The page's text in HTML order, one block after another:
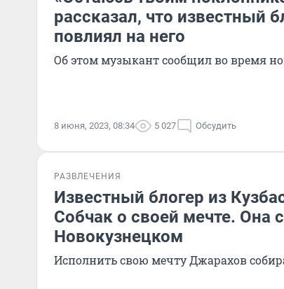
рассказал, что известный
повлиял на него
Об этом музыкант сообщил во время
8 июня, 2023, 08:34 5 027 Обсудить
РАЗВЛЕЧЕНИЯ
Известный блогер из
Собчак о своей мечте. Она
Новокузнецком
Исполнить свою мечту Джарахов